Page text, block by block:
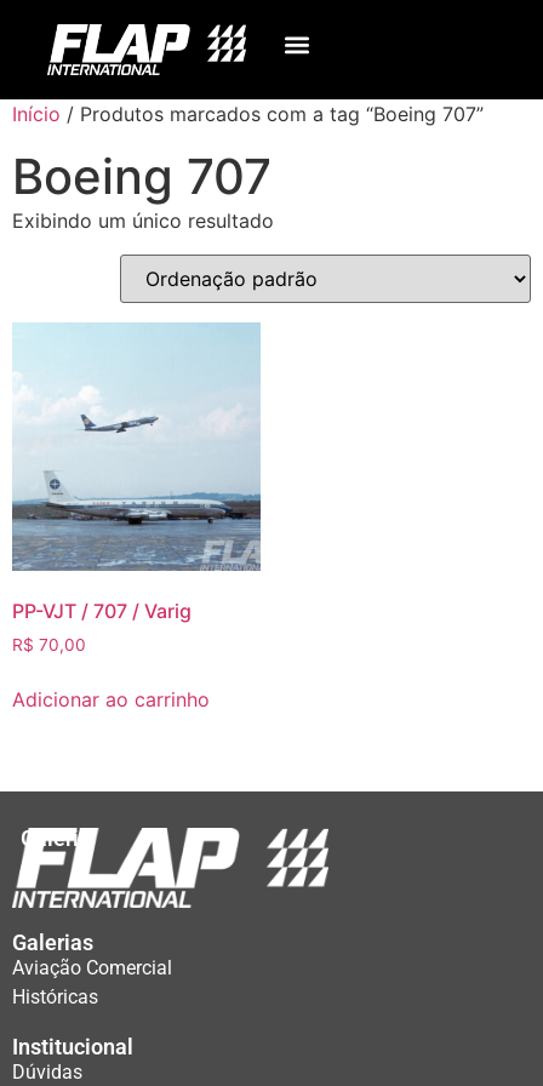
Início / Produtos marcados com a tag “Boeing 707”
Boeing 707
Exibindo um único resultado
PP-VJT / 707 / Varig
R$ 70,00
Adicionar ao carrinho
Galeria
Galerias
Aviação Comercial
Históricas
Institucional
Dúvidas